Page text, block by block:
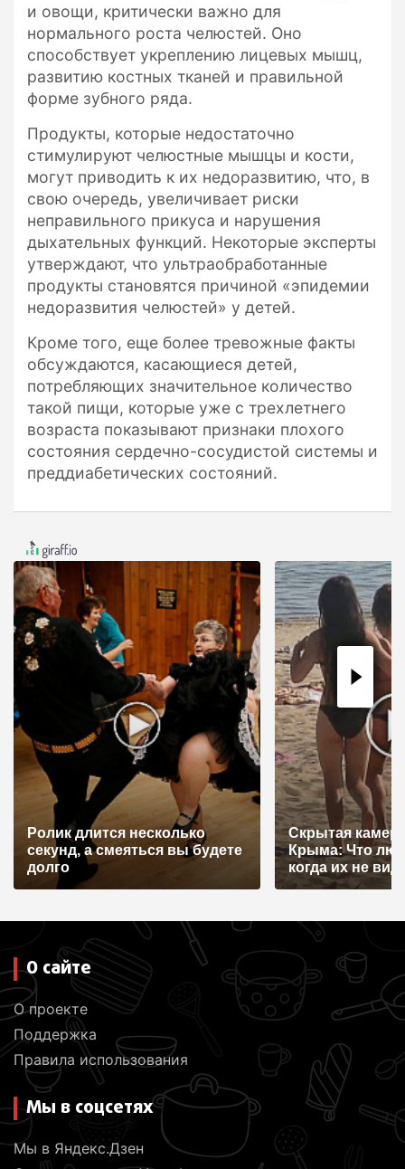
и овощи, критически важно для
нормального роста челюстей. Оно
способствует укреплению лицевых мышц,
развитию костных тканей и правильной
форме зубного ряда.
Продукты, которые недостаточно
стимулируют челюстные мышцы и кости,
могут приводить к их недоразвитию, что, в
свою очередь, увеличивает риски
неправильного прикуса и нарушения
дыхательных функций. Некоторые эксперты
утверждают, что ультраобработанные
продукты становятся причиной «эпидемии
недоразвития челюстей» у детей.
Кроме того, еще более тревожные факты
обсуждаются, касающиеся детей,
потребляющих значительное количество
такой пищи, которые уже с трехлетнего
возраста показывают признаки плохого
состояния сердечно-сосудистой системы и
преддиабетических состояний.
Ролик длится несколько
секунд, а смеяться вы будете
долго
Скрытая
Крыма: Что
когда их не
О сайте
О проекте
Поддержка
Правила использования
Мы в соцсетях
Мы в Яндекс.Дзен